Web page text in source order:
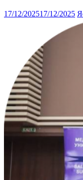
17/12/202517/12/2025